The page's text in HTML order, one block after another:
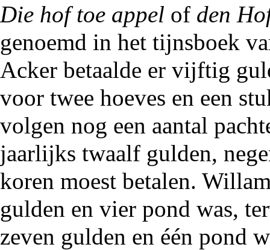
Die hof toe appel of den
genoemd in het tijnsboek
Acker betaalde er vijftig
voor twee hoeves en een
volgen nog een aantal
jaarlijks twaalf gulden,
koren moest betalen.
gulden en vier pond was,
zeven gulden en één pond